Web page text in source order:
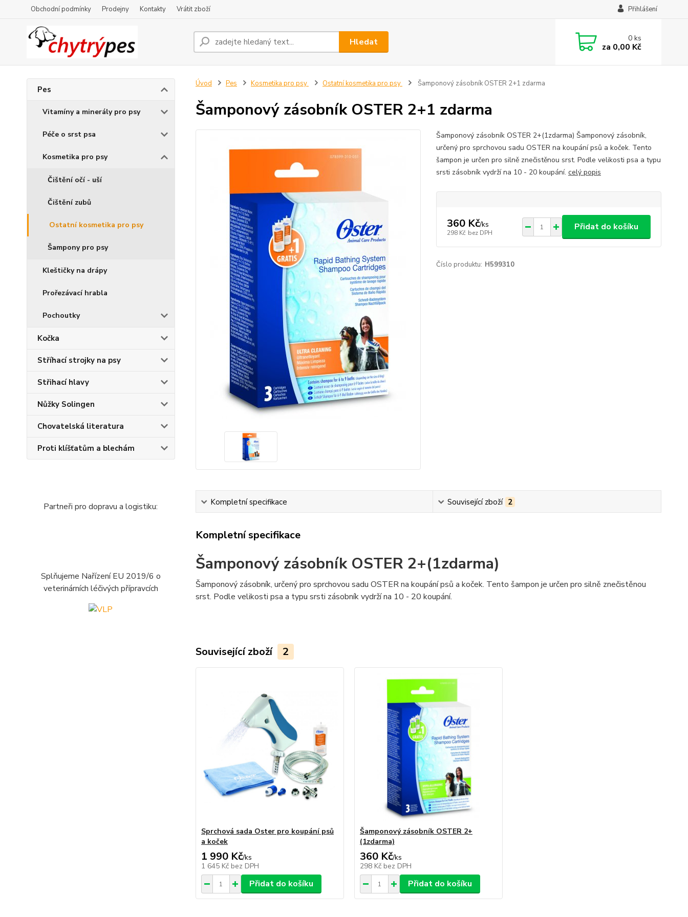
Obchodní podmínky Prodejny Kontakty Vrátit zboží Přihlášení
Hledat 0ks
za 0,00 Kč
Pes
Vitamíny a minerály pro psy
Péče o srst psa
Kosmetika pro psy
Čištění očí - uší
Čištění zubů
Ostatní kosmetika pro psy
Šampony pro psy
Kleštičky na drápy
Prořezávací hrabla
Pochoutky
Kočka
Stříhací strojky na psy
Střihací hlavy
Nůžky Solingen
Chovatelská literatura
Proti klíšťatům a blechám
Partneři pro dopravu a logistiku:
Splňujeme Nařízení EU 2019/6 o
veterinárních léčivých přípravcích
Úvod Pes Kosmetika pro psy Ostatní kosmetika pro psy Šamponový zásobník OSTER 2+1 zdarma
Šamponový zásobník OSTER 2+1 zdarma
Šamponový zásobník OSTER 2+(1zdarma) Šamponový zásobník,
určený pro sprchovou sadu OSTER na koupání psů a koček. Tento
šampon je určen pro silně znečistěnou srst. Podle velikosti psa a typu
srsti zásobník vydrží na 10 - 20 koupání. celý popis
360 Kč/ks
298 Kč bez DPH
Přidat do košíku
Číslo produktu: H599310
Kompletní specifikace Související zboží 2
Kompletní specifikace
Šamponový zásobník OSTER 2+(1zdarma)
Šamponový zásobník, určený pro sprchovou sadu OSTER na koupání psů a koček. Tento šampon je určen pro silně znečistěnou
srst. Podle velikosti psa a typu srsti zásobník vydrží na 10 - 20 koupání.
Související zboží 2
Sprchová sada Oster pro koupání psů
a koček
1 990 Kč/ks
1 645 Kč bez DPH
Přidat do košíku
Šamponový zásobník OSTER 2+
(1zdarma)
360 Kč/ks
298 Kč bez DPH
Přidat do košíku